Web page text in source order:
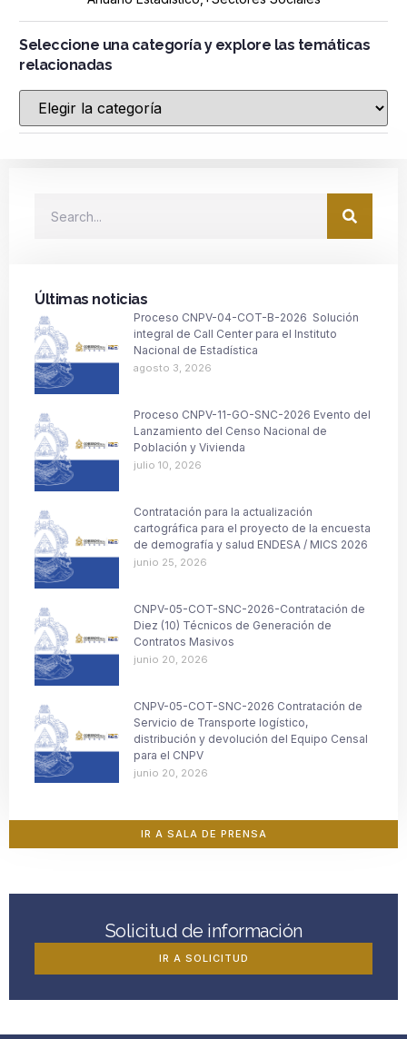
Seleccione una categoría y explore las temáticas
relacionadas
Últimas noticias
Proceso CNPV-04-COT-B-2026 Solución
integral de Call Center para el Instituto
Nacional de Estadística
agosto 3, 2026
Proceso CNPV-11-GO-SNC-2026 Evento del
Lanzamiento del Censo Nacional de
Población y Vivienda
julio 10, 2026
Contratación para la actualización
cartográfica para el proyecto de la encuesta
de demografía y salud ENDESA / MICS 2026
junio 25, 2026
CNPV-05-COT-SNC-2026-Contratación de
Diez (10) Técnicos de Generación de
Contratos Masivos
junio 20, 2026
CNPV-05-COT-SNC-2026 Contratación de
Servicio de Transporte logístico,
distribución y devolución del Equipo Censal
para el CNPV
junio 20, 2026
IR A SALA DE PRENSA
Solicitud de información
IR A SOLICITUD